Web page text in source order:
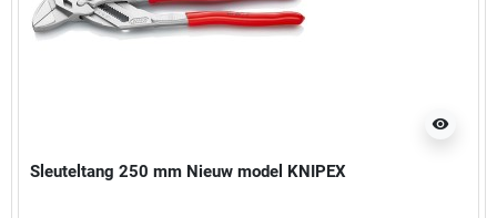
visibility
Sleuteltang 250 mm Nieuw model KNIPEX